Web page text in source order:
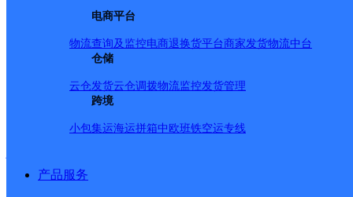
电商平台
物流查询及监控电商退换货平台商家发货物流中台
仓储
云仓发货云仓调拨物流监控发货管理
跨境
小包集运海运拼箱中欧班铁空运专线
产品服务
圆通速递(30) 韵达速递(163) 中通快递(6)
阜南县(86)
颍上县,阜阳市,快递网点